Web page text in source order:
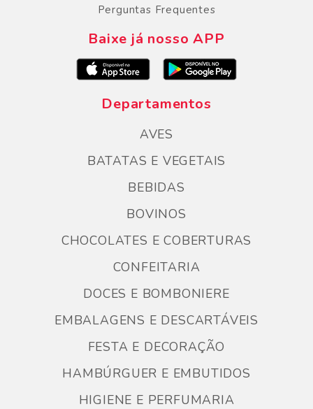
Perguntas Frequentes
Baixe já nosso APP
Departamentos
AVES
BATATAS E VEGETAIS
BEBIDAS
BOVINOS
CHOCOLATES E COBERTURAS
CONFEITARIA
DOCES E BOMBONIERE
EMBALAGENS E DESCARTÁVEIS
FESTA E DECORAÇÃO
HAMBÚRGUER E EMBUTIDOS
HIGIENE E PERFUMARIA